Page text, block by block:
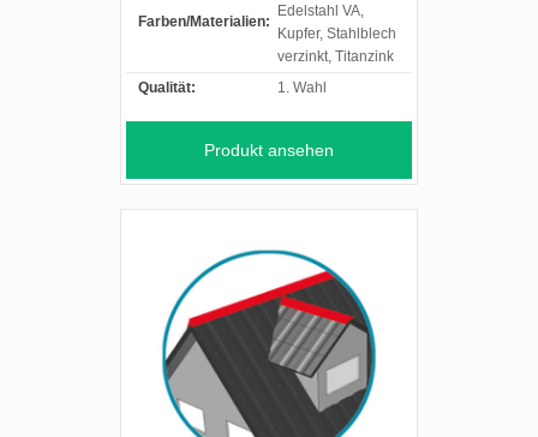
Farben/Materialien:
Edelstahl VA,
Kupfer, Stahlblech
verzinkt, Titanzink
Qualität:
1. Wahl
Produkt ansehen